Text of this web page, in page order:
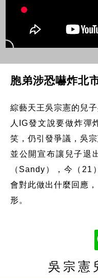
胞弟涉恐嚇炸北
綜藝天王吳宗憲的兒
人IG發文說要做炸彈
笑，仍引發爭議，吳
並公開宣布讓兒子退
（Sandy），今（21
會對此做出什麼回應
形。
吳宗憲